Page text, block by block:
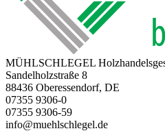
MÜHLSCHLEGEL
Sandelholzstraße 8
88436 Oberessendorf, DE
07355 9306-0
07355 9306-59
info@muehlschlegel.de